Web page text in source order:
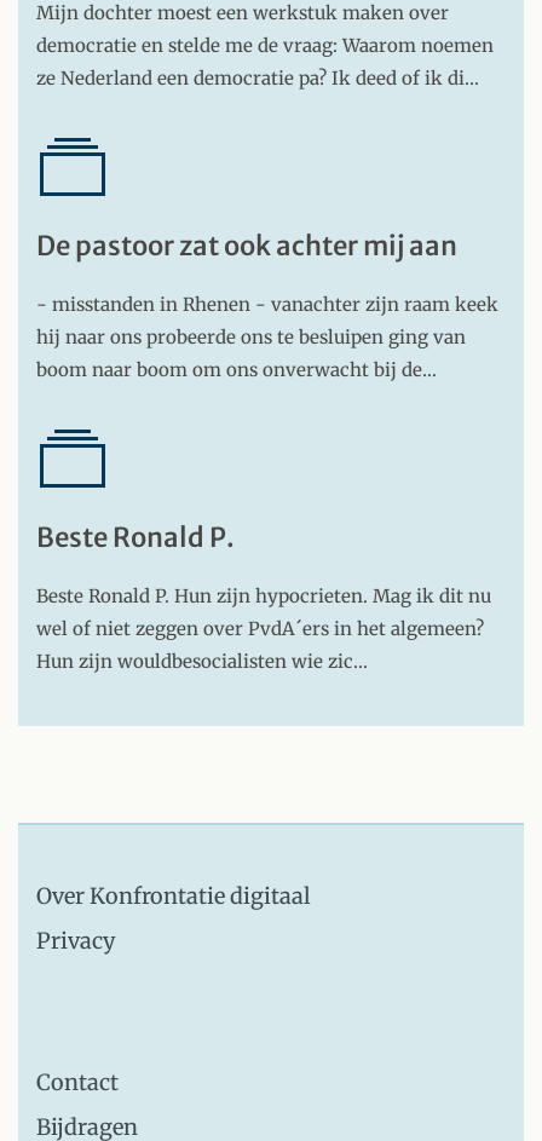
Mijn dochter moest een werkstuk maken over
democratie en stelde me de vraag: Waarom noemen
ze Nederland een democratie pa? Ik deed of ik di…
De pastoor zat ook achter mij aan
- misstanden in Rhenen - vanachter zijn raam keek
hij naar ons probeerde ons te besluipen ging van
boom naar boom om ons onverwacht bij de…
Beste Ronald P.
Beste Ronald P. Hun zijn hypocrieten. Mag ik dit nu
wel of niet zeggen over PvdA´ers in het algemeen?
Hun zijn wouldbesocialisten wie zic…
Over Konfrontatie digitaal
Privacy
Contact
Bijdragen